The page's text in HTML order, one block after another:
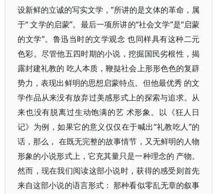
设新鲜的立诚的写实文学，”所讲的是文体的革命，属
于“ 文学的启蒙”。最后一项所讲的“社会文学”是“启蒙
的文学”。鲁迅当时的文学观念 也同样具有这种二元
色彩。尽管他五四时期的小说，挖掘国民劣根性，揭
露封建礼教的 吃人本质，鞭挞社会上形形色色的复辟
势力，表现出鲜明的思想启蒙特点。但他最优秀 的文
学作品从来没有放弃过美感形式上的探索与追求。从
来也没有脱离过生动饱满的艺 术形象。以《狂人日
记》为例，如果它的意义仅仅在于喊出“礼教吃人”的
话，那么， 在既无完整的故事情节，又无鲜明的人物
形象的小说形式上，它充其量只是一种理念的 产物。
然而，现在我们阅读这部小说时，获得的感受则首先
来自这部小说的语言形式： 那种看似零乱无章的叙事